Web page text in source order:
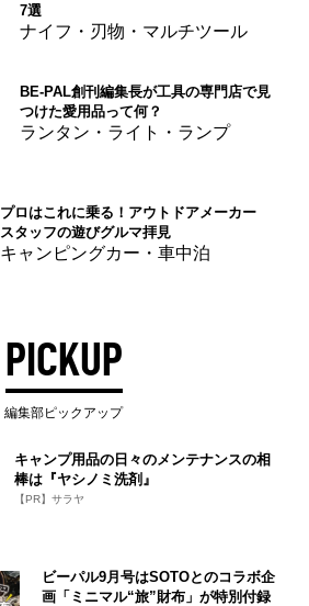
7選
ナイフ・刃物・マルチツール
BE-PAL創刊編集長が工具の専門店で見
つけた愛用品って何？
ランタン・ライト・ランプ
プロはこれに乗る！アウトドアメーカー
スタッフの遊びグルマ拝見
キャンピングカー・車中泊
PICKUP
編集部ピックアップ
キャンプ用品の日々のメンテナンスの相
棒は『ヤシノミ洗剤』
【PR】サラヤ
ビーパル9月号はSOTOとのコラボ企
画「ミニマル“旅”財布」が特別付録